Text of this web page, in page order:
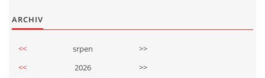
ARCHIV
<< srpen
>>
<<
2026
>>